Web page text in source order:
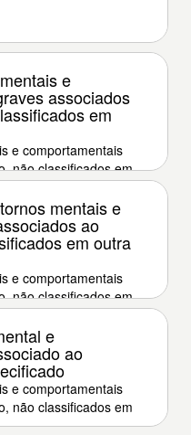
e
associados
em
e comportamentais
não classificados em
mentais e
ao
em outra
e comportamentais
não classificados em
e
ao
e comportamentais
não classificados em